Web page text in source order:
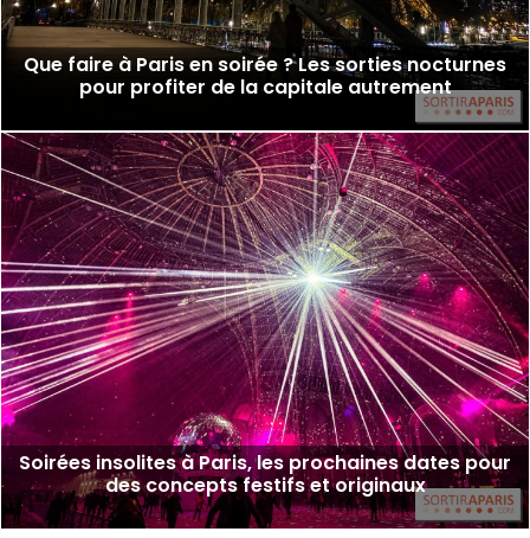
Que faire à Paris en soirée ? Les sorties nocturnes
pour profiter de la capitale autrement
Soirées insolites à Paris, les prochaines dates pour
des concepts festifs et originaux